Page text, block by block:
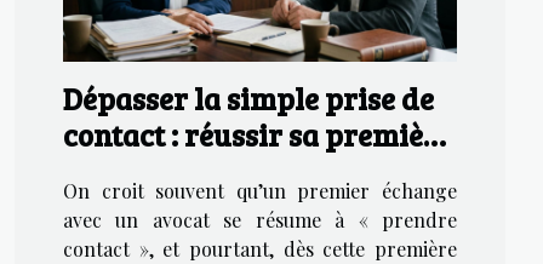
Dépasser la simple prise de
contact : réussir sa première
discussion avec un avocat
On croit souvent qu’un premier échange
avec un avocat se résume à « prendre
contact », et pourtant, dès cette première